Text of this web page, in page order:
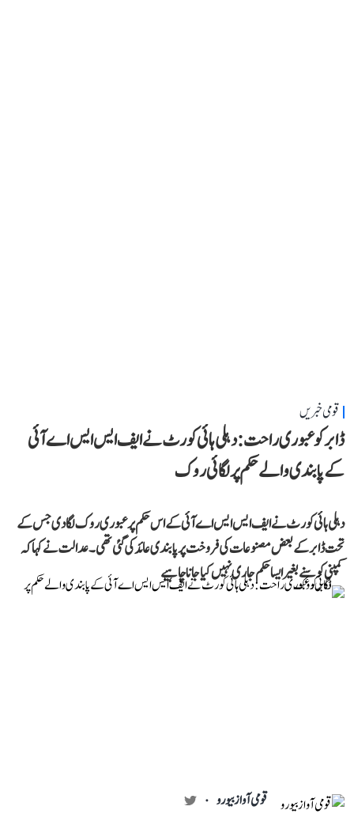
قومی خبریں
ڈابر کو عبوری راحت: دہلی ہائی کورٹ نے ایف ایس ایس اے آئی
کے پابندی والے حکم پر لگائی روک
دہلی ہائی کورٹ نے ایف ایس ایس اے آئی کے اس حکم پر عبوری روک لگا دی جس کے
تحت ڈابر کے بعض مصنوعات کی فروخت پر پابندی عائد کی گئی تھی۔ عدالت نے کہا کہ
کمپنی کو سنے بغیر ایسا حکم جاری نہیں کیا جانا چاہیے
قومی آواز بیورو